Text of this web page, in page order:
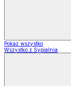
Pokaż wszystko
Wszystko z Sypialnia